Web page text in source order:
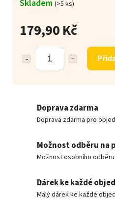
179,90 Kč
Skladem (>5 ks)
Doprava zdarma
Doprava zdarma pro
Možnost odběru na
Možnost osobního
Dárek ke každé
Malý dárek ke každé